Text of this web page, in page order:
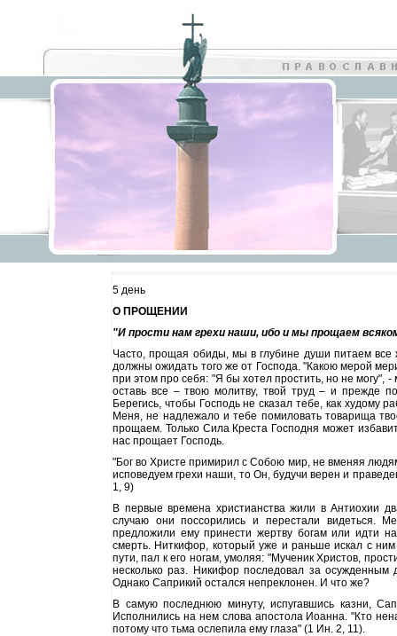
5 день
О ПРОЩЕНИИ
"И прости нам грехи наши, ибо и мы прощаем
Часто, прощая обиды, мы в глубине души питаем
должны ожидать того же от Господа. "Какою мерой
при этом про себя: "Я бы хотел простить, но не могу",
оставь все – твою молитву, твой труд – и прежде
Берегись, чтобы Господь не сказал тебе, как худому
Меня, не надлежало и тебе помиловать товарища
прощаем. Только Сила Креста Господня может
нас прощает Господь.
"Бог во Христе примирил с Собою мир, не вменяя
исповедуем грехи наши, то Он, будучи верен и
1, 9)
В первые времена христианства жили в Антиохии
случаю они поссорились и перестали видеться.
предложили ему принести жертву богам или идти
смерть. Ниткифор, который уже и раньше искал с
пути, пал к его ногам, умоляя: "Мученик Христов,
несколько раз. Никифор последовал за
Однако Саприкий остался непреклонен. И что же?
В самую последнюю минуту, испугавшись казни,
Исполнились на нем слова апостола Иоанна. "Кто
потому что тьма ослепила ему глаза" (1 Ин. 2, 11).